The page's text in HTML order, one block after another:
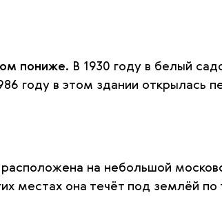
пониже. В 1930 году в белый
году в этом здании открылась
на небольшой
местах она течёт под землёй по